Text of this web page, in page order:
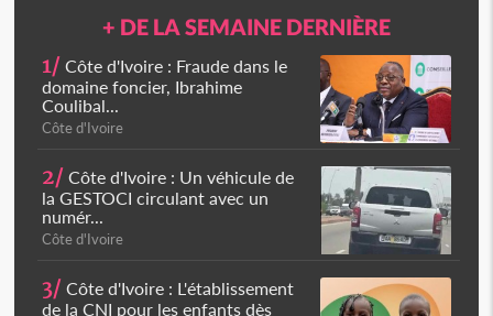
+ DE LA SEMAINE DERNIÈRE
1/ Côte d'Ivoire : Fraude dans le
domaine foncier, Ibrahime
Coulibal...
Côte d'Ivoire
2/ Côte d'Ivoire : Un véhicule de
la GESTOCI circulant avec un
numér...
Côte d'Ivoire
3/ Côte d'Ivoire : L'établissement
de la CNI pour les enfants dès